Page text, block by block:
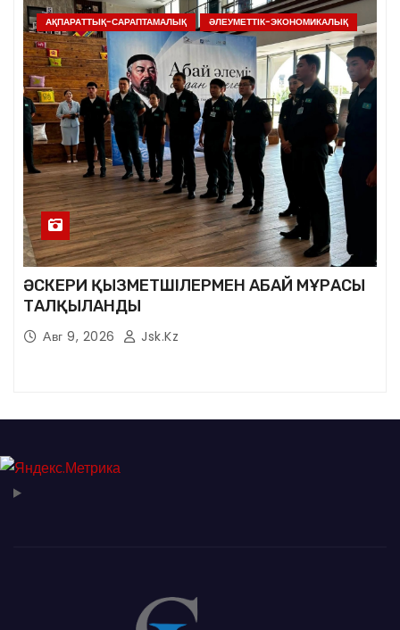
АҚПАРАТТЫҚ-САРАПТАМАЛЫҚ ӘЛЕУМЕТТІК-ЭКОНОМИКАЛЫҚ
ӘСКЕРИ ҚЫЗМЕТШІЛЕРМЕН АБАЙ МҰРАСЫ
ТАЛҚЫЛАНДЫ
Авг 9, 2026 Jsk.kz